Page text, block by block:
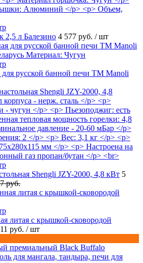
2,5 л Балезино 4 577 руб. / шт
русской банной печи ТМ Manoli
Shengli JZY-2000, 4,8 кВт 5
руб.
литая с крышкой-сковородой
руб. / шт